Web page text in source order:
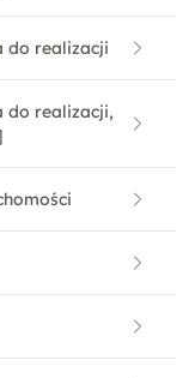
do realizacji
do realizacji,